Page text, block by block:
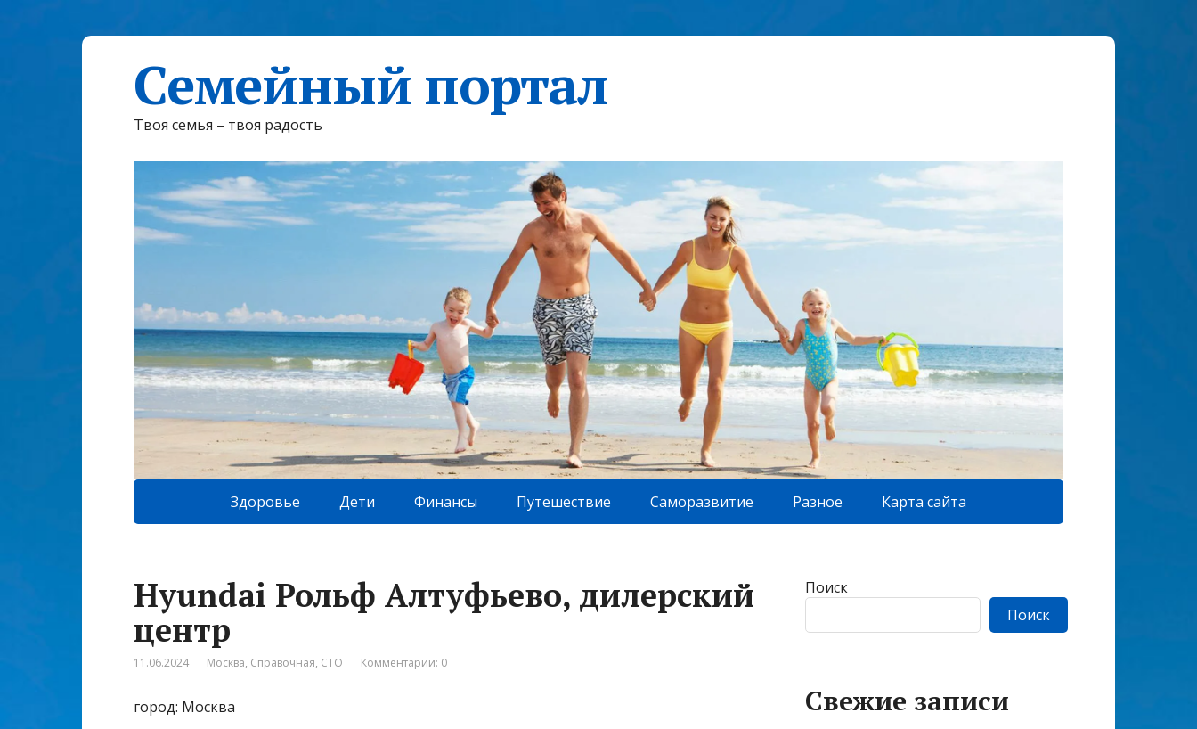
Семейный портал
Твоя семья – твоя радость
Здоровье Дети Финансы Путешествие Саморазвитие Разное Карта сайта
Hyundai Рольф Алтуфьево, дилерский
центр
11.06.2024 Москва, Справочная, СТО Комментарии: 0
город: Москва
Поиск
Поиск
Свежие записи